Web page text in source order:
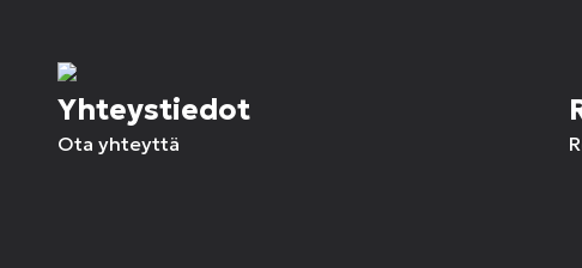
Yhteystiedot
Ota yhteyttä